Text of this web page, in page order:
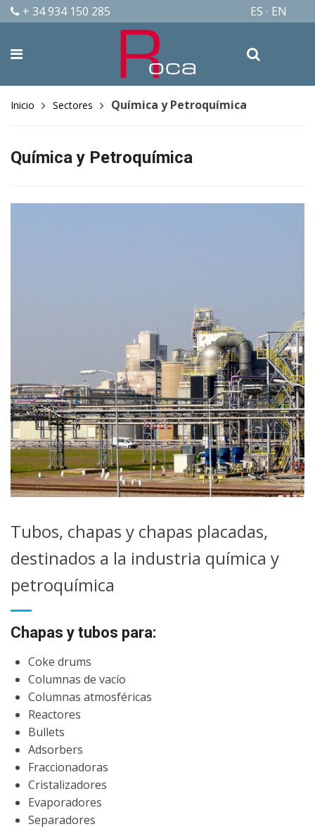
+ 34 934 150 285 ES EN
Inicio Sectores Química y Petroquímica
Química y Petroquímica
Tubos, chapas y chapas placadas,
destinados a la industria química y
petroquímica
Chapas y tubos para:
Coke drums
Columnas de vacío
Columnas atmosféricas
Reactores
Bullets
Adsorbers
Fraccionadoras
Cristalizadores
Evaporadores
Separadores